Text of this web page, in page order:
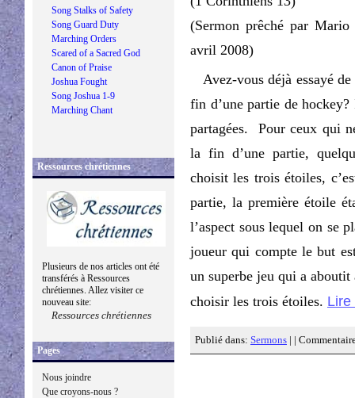
Song Stalks of Safety
Song Guard Duty
Marching Orders
Scared of a Sacred God
Canon of Praise
Joshua Fought
Song Joshua 1-9
Marching Chant
Ressources chrétiennes
Plusieurs de nos articles ont été
transférés à Ressources
chrétiennes. Allez visiter ce
nouveau site:
Ressources chrétiennes
Pages
Nous joindre
Que croyons-nous ?
(Sermon prêché par
avril 2008)
Avez-vous déjà essayé
fin d’une partie de
partagées. Pour ceux qui
la fin d’une partie,
choisit les trois étoiles,
partie, la première étoile
l’aspect sous lequel on se
joueur qui compte le but
un superbe jeu qui a
choisir les trois étoiles. Lire
Publié dans: Sermons | |